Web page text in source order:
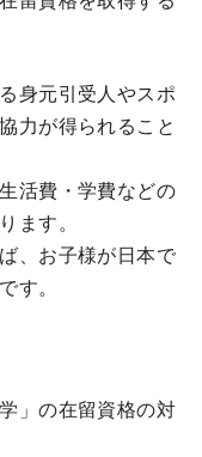
身元引受人やスポ
力が得られること
活費・学費などの
ます。
、お子様が日本で
す。
」の在留資格の対